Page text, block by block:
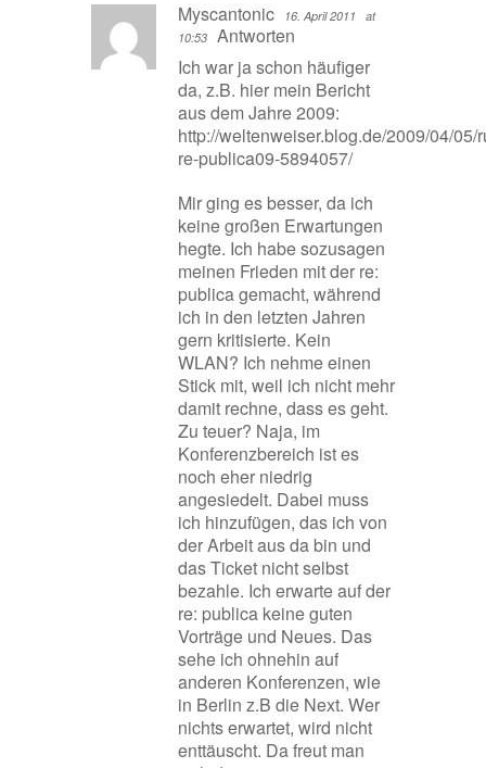
Myscantonic 16. April 2011
at
10:53 Antworten
Ich war ja schon häufiger
da, z.B. hier mein Bericht
aus dem Jahre 2009:
http://weltenweiser.blog.de/2009/04/05/
re-publica09-5894057/
Mir ging es besser, da ich
keine großen Erwartungen
hegte. Ich habe sozusagen
meinen Frieden mit der re:
publica gemacht, während
ich in den letzten Jahren
gern kritisierte. Kein
WLAN? Ich nehme einen
Stick mit, weil ich nicht mehr
damit rechne, dass es geht.
Zu teuer? Naja, im
Konferenzbereich ist es
noch eher niedrig
angesiedelt. Dabei muss
ich hinzufügen, das ich von
der Arbeit aus da bin und
das Ticket nicht selbst
bezahle. Ich erwarte auf der
re: publica keine guten
Vorträge und Neues. Das
sehe ich ohnehin auf
anderen Konferenzen, wie
in Berlin z.B die Next. Wer
nichts erwartet, wird nicht
enttäuscht. Da freut man